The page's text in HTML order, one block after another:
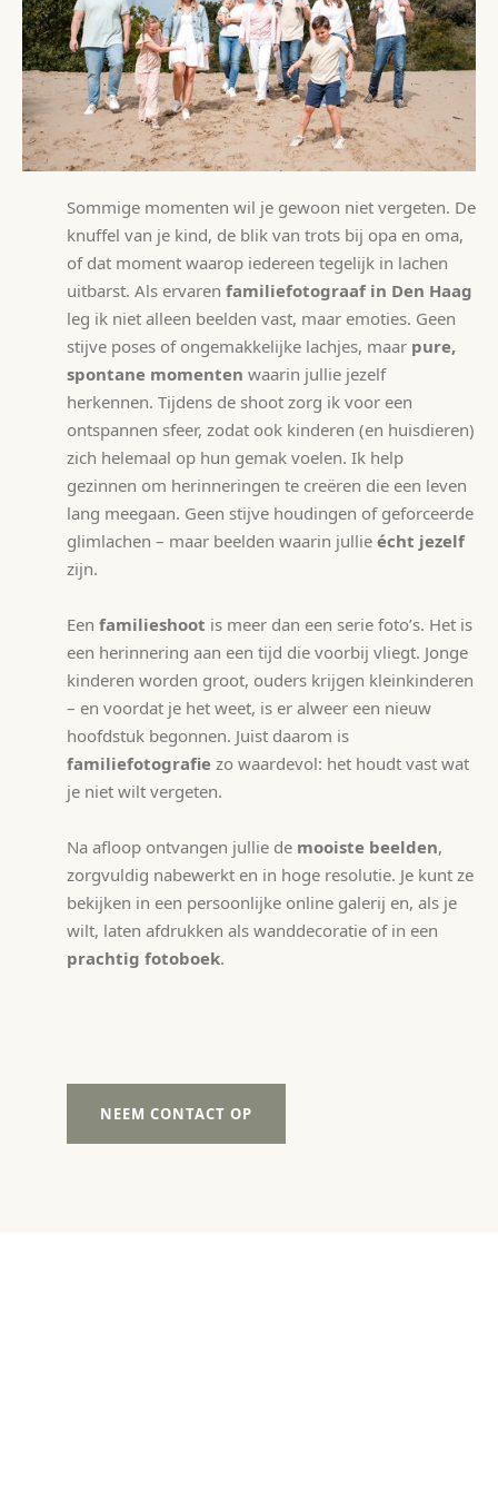
Sommige momenten wil je gewoon niet vergeten. De
knuffel van je kind, de blik van trots bij opa en oma,
of dat moment waarop iedereen tegelijk in lachen
uitbarst. Als ervaren familiefotograaf in Den Haag
leg ik niet alleen beelden vast, maar emoties. Geen
stijve poses of ongemakkelijke lachjes, maar pure,
spontane momenten waarin jullie jezelf
herkennen. Tijdens de shoot zorg ik voor een
ontspannen sfeer, zodat ook kinderen (en huisdieren)
zich helemaal op hun gemak voelen. Ik help
gezinnen om herinneringen te creëren die een leven
lang meegaan. Geen stijve houdingen of geforceerde
glimlachen – maar beelden waarin jullie écht jezelf
zijn.
Een familieshoot is meer dan een serie foto’s. Het is
een herinnering aan een tijd die voorbij vliegt. Jonge
kinderen worden groot, ouders krijgen kleinkinderen
– en voordat je het weet, is er alweer een nieuw
hoofdstuk begonnen. Juist daarom is
familiefotografie zo waardevol: het houdt vast wat
je niet wilt vergeten.
Na afloop ontvangen jullie de mooiste beelden,
zorgvuldig nabewerkt en in hoge resolutie. Je kunt ze
bekijken in een persoonlijke online galerij en, als je
wilt, laten afdrukken als wanddecoratie of in een
prachtig fotoboek.
NEEM CONTACT OP